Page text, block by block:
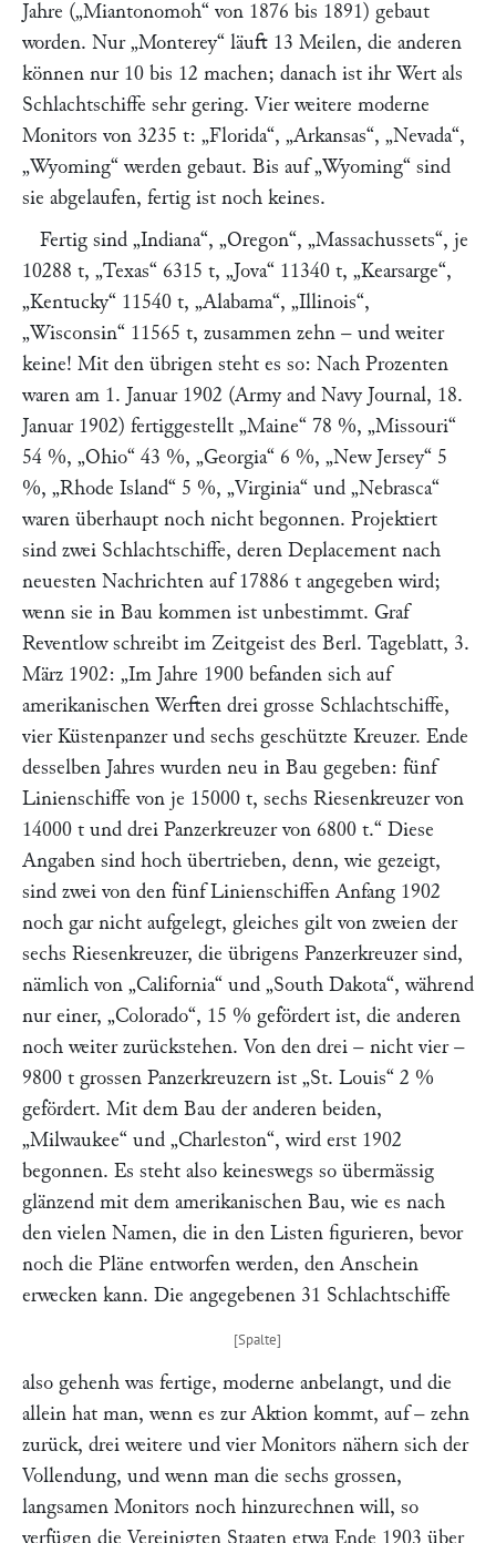
Jahre („Miantonomoh“ von 1876 bis 1891) gebaut
worden. Nur „Monterey“ läuft 13 Meilen, die anderen
können nur 10 bis 12 machen; danach ist ihr Wert als
Schlachtschiffe sehr gering. Vier weitere moderne
Monitors von 3235 t: „Florida“, „Arkansas“, „Nevada“,
„Wyoming“ werden gebaut. Bis auf„Wyoming“ sind
sie abgelaufen, fertig ist noch keines.
Fertig sind „Indiana“, „Oregon“, „Massachussets“, je
10288 t, „Texas“ 6315 t, „Jova“ 11340 t, „Kearsarge“,
„Kentucky“ 11540 t, „Alabama“, „Illinois“,
„Wisconsin“ 11565 t, zusammen zehn – und weiter
keine! Mit den übrigen steht es so: Nach Prozenten
waren am 1. Januar 1902 (Army and Navy Journal, 18.
Januar 1902) fertiggestellt „Maine“ 78 %, „Missouri“
54 %, „Ohio“ 43 %, „Georgia“ 6 %, „New Jersey“ 5
%, „Rhode Island“ 5 %, „Virginia“ und „Nebrasca“
waren überhaupt noch nicht begonnen. Projektiert
sind zwei Schlachtschiffe, deren Deplacement nach
neuesten Nachrichten auf 17886 t angegeben wird;
wenn sie in Bau kommen ist unbestimmt. Graf
Reventlowschreibt im Zeitgeist des Berl. Tageblatt, 3.
März 1902: „Im Jahre 1900 befanden sich auf
amerikanischen Werften drei grosse Schlachtschiffe,
vier Küstenpanzer und sechs geschützte Kreuzer. Ende
desselben Jahres wurden neu in Bau gegeben: fünf
Linienschiffe von je 15000 t, sechs Riesenkreuzer von
14000 t und drei Panzerkreuzer von 6800 t.“ Diese
Angaben sind hoch übertrieben, denn, wie gezeigt,
sind zwei von den fünf Linienschiffen Anfang 1902
noch gar nicht aufgelegt, gleiches gilt von zweien der
sechs Riesenkreuzer, die übrigens Panzerkreuzer sind,
nämlich von „California“ und „South Dakota“, während
nur einer, „Colorado“, 15 % gefördert ist, die anderen
noch weiter zurückstehen. Von den drei – nicht vier –
9800 t grossen Panzerkreuzern ist „St. Louis“ 2 %
gefördert. Mit dem Bau der anderen beiden,
„Milwaukee“ und „Charleston“, wird erst 1902
begonnen. Es steht also keineswegs so übermässig
glänzend mit dem amerikanischen Bau, wie es nach
den vielen Namen, die in den Listen figurieren, bevor
noch die Pläne entworfen werden, den Anschein
erwecken kann. Die angegebenen 31 Schlachtschiffe
also gehenh was fertige, moderne anbelangt, und die
allein hat man, wenn es zur Aktion kommt, auf – zehn
zurück, drei weitere und vier Monitors nähern sich der
Vollendung, und wenn man die sechs grossen,
langsamen Monitors noch hinzurechnen will, so
verfügen die Vereinigten Staaten etwa Ende 1903 über